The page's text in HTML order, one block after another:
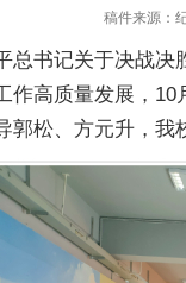
稿件来源：
总书记关于决战
作高质量发展，
郭松、方元升，我